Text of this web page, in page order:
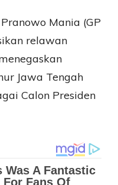
Mania (GP
relawan
Jawa Tengah
Calon Presiden